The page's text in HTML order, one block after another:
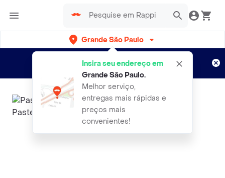
Grande São Paulo
Insira seu endereço em
Grande São Paulo.
Melhor serviço,
entregas mais rápidas e
preços mais
convenientes!
Entregas grátis por 15 dias!
Aplicam T&C